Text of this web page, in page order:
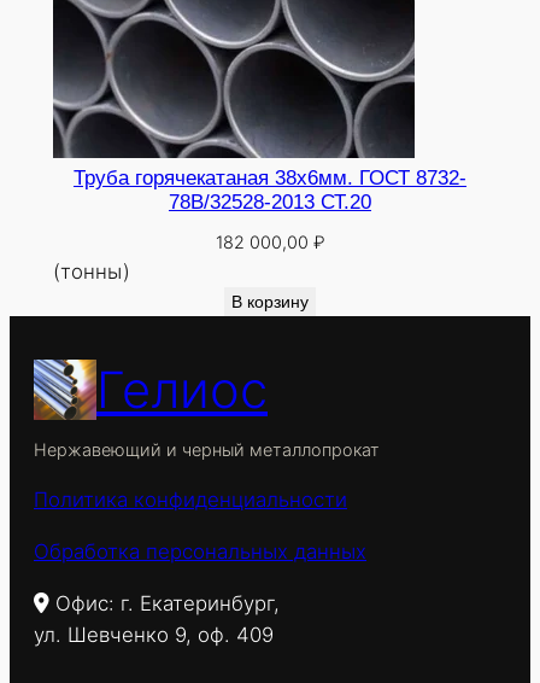
Труба горячекатаная 38х6мм. ГОСТ 8732-
78В/32528-2013 СТ.20
182 000,00 ₽
(тонны)
В корзину
Гелиос
Нержавеющий и черный металлопрокат
Политика конфиденциальности
Обработка персональных данных
Офис: г. Екатеринбург,
ул. Шевченко 9, оф. 409